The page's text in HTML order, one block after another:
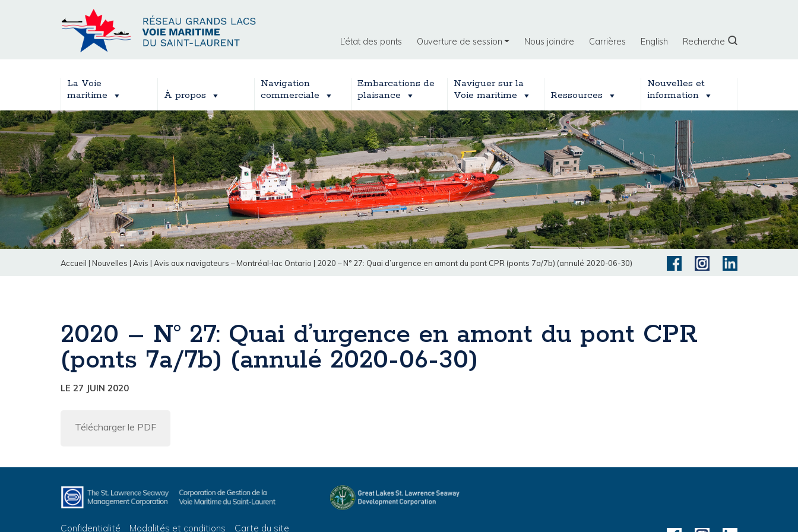
L’état des ponts Ouverture de session Nous joindre Carrières English Recherche
La Voie
maritime
À propos
Navigation
commerciale
Embarcations de
plaisance
Naviguer sur la
Voie maritime
Ressources
Nouvelles et
information
Accueil | Nouvelles | Avis | Avis aux navigateurs – Montréal-lac Ontario | 2020 – N° 27: Quai d’urgence en amont du pont CPR (ponts 7a/7b) (annulé 2020-06-30)
2020 – N° 27: Quai d’urgence en amont du pont CPR
(ponts 7a/7b) (annulé 2020-06-30)
LE 27 JUIN 2020
Télécharger le PDF
Confidentialité Modalités et conditions Carte du site